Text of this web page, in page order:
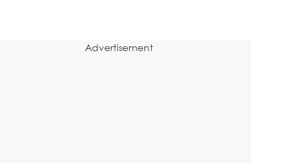
Advertisement